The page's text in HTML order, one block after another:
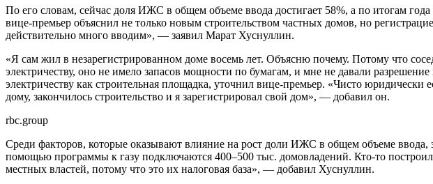
По его словам, сейчас доля ИЖС в общем объеме ввода достигает 58%, а по итогам
вице-премьер объяснил не только новым строительством частных домов, но
действительно много вводим», — заявил Марат Хуснуллин.
«Я сам жил в незарегистрированном доме восемь лет. Объясню почему. Потому что
электричеству, оно не имело запасов мощности по бумагам, и мне не давали
электричеству как строительная площадка, уточнил вице-премьер. «Чисто
дому, закончилось строительство и я зарегистрировал свой дом», — добавил он.
rbc.group
Среди факторов, которые оказывают влияние на рост доли ИЖС в общем объеме
помощью программы к газу подключаются 400–500 тыс. домовладений. Кто-то
местных властей, потому что это их налоговая база», — добавил Хуснуллин.